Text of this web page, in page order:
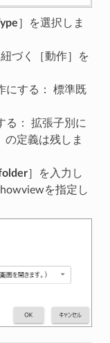
］を選択しま
づく［動作］を
にする： 標準既
る： 拡張子別に
の定義は残しま
］を入力し
を指定し